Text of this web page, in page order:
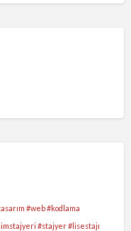
#web #kodlama
#stajyer #lisestajı